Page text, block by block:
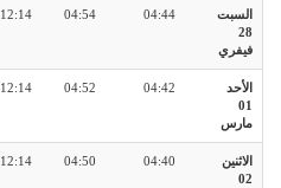
السبت
28
فيفري
04:44
04:54
12:14
الأحد
01
مارس
04:42
04:52
12:14
الاثنين
02
04:40
04:50
12:14